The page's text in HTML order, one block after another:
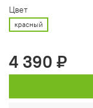
Цвет
красный
4 390 ₽